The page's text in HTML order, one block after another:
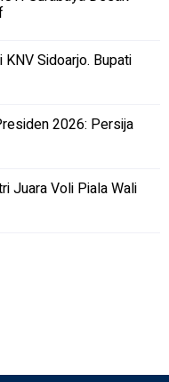
Sidoarjo. Bupati
2026: Persija
Juara Voli Piala Wali